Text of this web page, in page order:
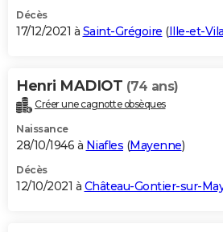
Décès
17/12/2021 à Saint-Grégoire (Ille-et-
Henri MADIOT (74 ans)
Créer une cagnotte obsèques
Naissance
28/10/1946 à Niafles (Mayenne)
Décès
12/10/2021 à Château-Gontier-sur-